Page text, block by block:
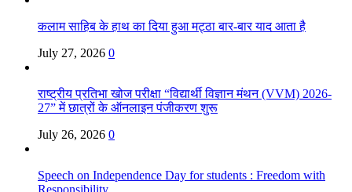
कलाम साहिब के हाथ का दिया हुआ मट्ठा बार-बार याद आता है
July 27, 2026 0
राष्ट्रीय प्रतिभा खोज परीक्षा “विद्यार्थी विज्ञान मंथन (VVM) 2026-
27” में छात्रों के ऑनलाइन पंजीकरण शुरू
July 26, 2026 0
Speech on Independence Day for students : Freedom with
Responsibility